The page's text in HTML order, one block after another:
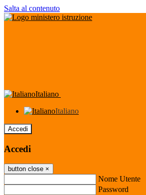
Salta al contenuto
Italiano
Italiano
Accedi
Accedi
button close ×
Nome Utente
Password